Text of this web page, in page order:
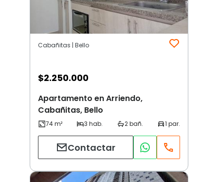
Cabañitas | Bello
$2.250.000
Apartamento en Arriendo,
Cabañitas, Bello
Contactar